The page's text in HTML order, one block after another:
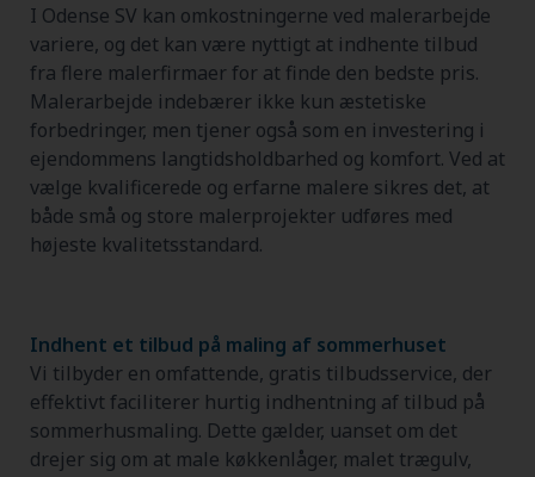
I Odense SV kan omkostningerne ved malerarbejde
variere, og det kan være nyttigt at indhente tilbud
fra flere malerfirmaer for at finde den bedste pris.
Malerarbejde indebærer ikke kun æstetiske
forbedringer, men tjener også som en investering i
ejendommens langtidsholdbarhed og komfort. Ved at
vælge kvalificerede og erfarne malere sikres det, at
både små og store malerprojekter udføres med
højeste kvalitetsstandard.
Indhent et tilbud på maling af sommerhuset
Vi tilbyder en omfattende, gratis tilbudsservice, der
effektivt faciliterer hurtig indhentning af tilbud på
sommerhusmaling. Dette gælder, uanset om det
drejer sig om at male køkkenlåger, malet trægulv,